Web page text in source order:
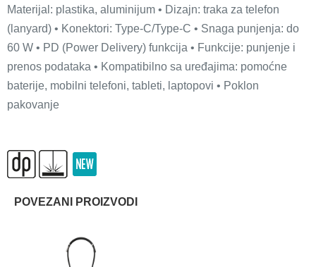
Materijal: plastika, aluminijum • Dizajn: traka za telefon
(lanyard) • Konektori: Type-C/Type-C • Snaga punjenja: do
60 W • PD (Power Delivery) funkcija • Funkcije: punjenje i
prenos podataka • Kompatibilno sa uređajima: pomoćne
baterije, mobilni telefoni, tableti, laptopovi • Poklon
pakovanje
POVEZANI PROIZVODI